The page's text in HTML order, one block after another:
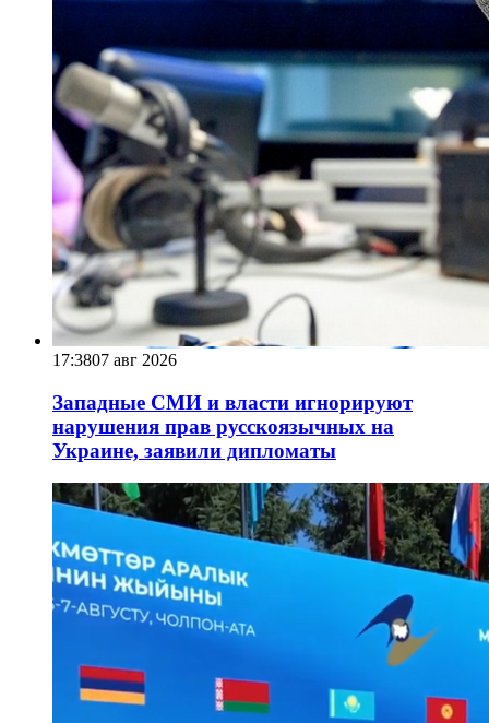
17:3807 авг 2026
Западные СМИ и власти игнорируют
нарушения прав русскоязычных на
Украине, заявили дипломаты